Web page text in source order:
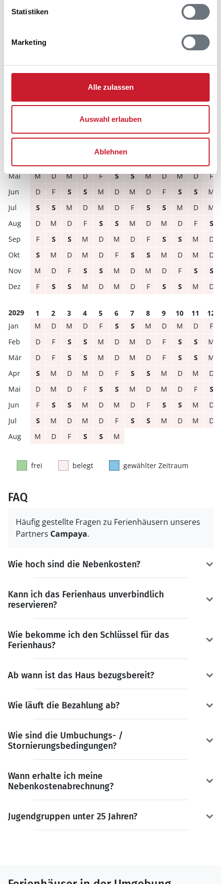
Statistiken
Marketing
Alle zulassen
Auswahl erlauben
Ablehnen
S D M
D
F
S M
D
M
D F S S M D M D F S S
2028 1 2 3 4 5 6 7 8 9 10 11
12
M
D M D F S S M D M D
F
D
F S S M D M D F S S
M
S
S M D M D F S S M D
M
D
M D F S S M D M D F
S
F
S S M D M D F S S M
D
S
M D M D F S S M D M
D
M
D F S S M D M D F S
S
F
S S M D M D F S S M D
2029 1 2 3 4 5 6 7 8 9 10 11
12
M
D M D F S S M D M D
F
D
F S S M D M D F S S
M
D
F S S M D M D F S S
M
S
M D M D F S S M D M
D
D
M D F S S M D M D F
S
F
S S M D M D F S S M
D
S
M D M D F S S M D M
D
M
D F S S M
frei belegt gewählter Zeitraum
FAQ
Häufig gestellte Fragen zu Ferienhäusern unseres
Partners Campaya.
Wie hoch sind die Nebenkosten?
Kann ich das Ferienhaus unverbindlich
reservieren?
Wie bekomme ich den Schlüssel für das
Ferienhaus?
Ab wann ist das Haus bezugsbereit?
Wie läuft die Bezahlung ab?
Wie sind die Umbuchungs- /
Stornierungsbedingungen?
Wann erhalte ich meine
Nebenkostenabrechnung?
Jugendgruppen unter 25 Jahren?